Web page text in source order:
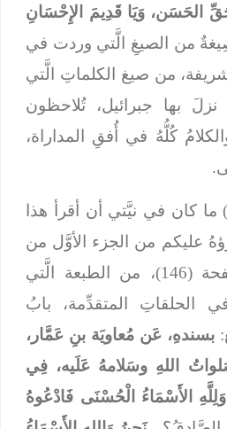
الحَسَن، وَيَا قَدِيمَ الإِحْسَانِ
من الصيغِ الَّتي وردت في
من صيغ الكلماتِ الَّتي
بها جبرائيل، تُلاحظون
كُلُّهُ في أُفقِ المداراة،
كان في نيَّتي أن أقرأ هذا
عليكم من الجزء الأوَّل من
الكافي الشريف، صفحة (146)، من الطبعة الَّتي
الحلقاتِ المتقدِّمة، بابُ
بسندهِ، عَن مُعاويَة بنِ عَمَّار،
اللهِ وسَلامهُ عَلَيه، فِي
الأَسْمَاءُ الْحُسْنَى فَادْعُوهُ